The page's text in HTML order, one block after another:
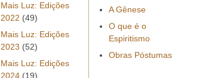
Mais Luz: Edições
2022 (49)
Mais Luz: Edições
2023 (52)
Mais Luz: Edições
2024 (19)
A Gênese
O que é o
Espiritismo
Obras Póstumas